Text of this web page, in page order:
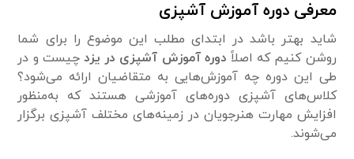
معرفی دوره آموزش آشپزی
شاید بهتر باشد در ابتدای مطلب این موضوع را برای شما
روشن کنیم که اصلاً دوره آموزش آشپزی در یزدچیست و در
طی این دوره چه آموزش‌هایی به متقاضیان ارائه می‌شود؟
کلاس‌های آشپزی دوره‌های آموزشی هستند که به‌منظور
افزایش مهارت هنرجویان در زمینه‌های مختلف آشپزی برگزار
می‌شوند.